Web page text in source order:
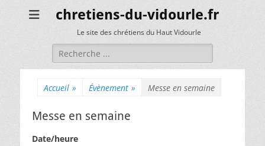
chretiens-du-vidourle.fr
Le site des chrétiens du Haut Vidourle
Rechercher :
Accueil » Évènement » Messe en semaine
Messe en semaine
Date/heure